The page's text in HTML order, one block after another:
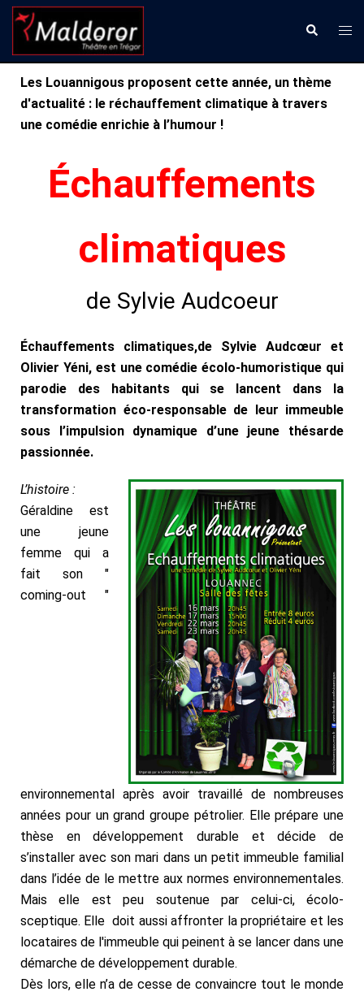
Aller
contenu
Les Louannigous proposent cette année, un thème
d'actualité : le réchauffement climatique à travers
une comédie enrichie à l’humour !
Échauffements
climatiques
de Sylvie Audcoeur
Échauffements climatiques,de Sylvie Audcœur et
Olivier Yéni, est une comédie écolo-humoristique qui
parodie des habitants qui se lancent dans la
transformation éco-responsable de leur immeuble
sous l’impulsion dynamique d’une jeune thésarde
passionnée.
L’histoire :
Géraldine est
une jeune
femme qui a
fait son "
coming-out "
environnemental après avoir travaillé de nombreuses
années pour un grand groupe pétrolier. Elle prépare une
thèse en développement durable et décide de
s’installer avec son mari dans un petit immeuble familial
dans l’idée de le mettre aux normes environnementales.
Mais elle est peu soutenue par celui-ci, écolo-
sceptique. Elle doit aussi affronter la propriétaire et les
locataires de l'immeuble qui peinent à se lancer dans une
démarche de développement durable.
Dès lors, elle n’a de cesse de convaincre tout le monde